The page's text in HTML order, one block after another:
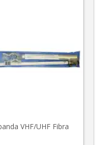
VHF/UHF Fibra